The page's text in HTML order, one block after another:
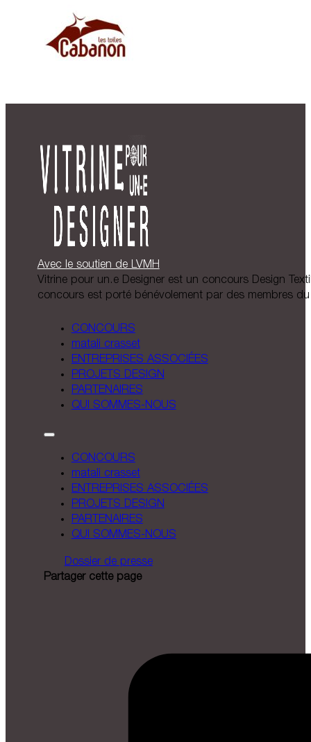
Avec le soutien de LVMH
Vitrine pour un.e Designer est un concours Design
concours est porté bénévolement par des membres
CONCOURS
matali crasset
ENTREPRISES ASSOCIÉES
PROJETS DESIGN
PARTENAIRES
QUI SOMMES-NOUS
CONCOURS
matali crasset
ENTREPRISES ASSOCIÉES
PROJETS DESIGN
PARTENAIRES
QUI SOMMES-NOUS
Dossier de presse
Partager cette page